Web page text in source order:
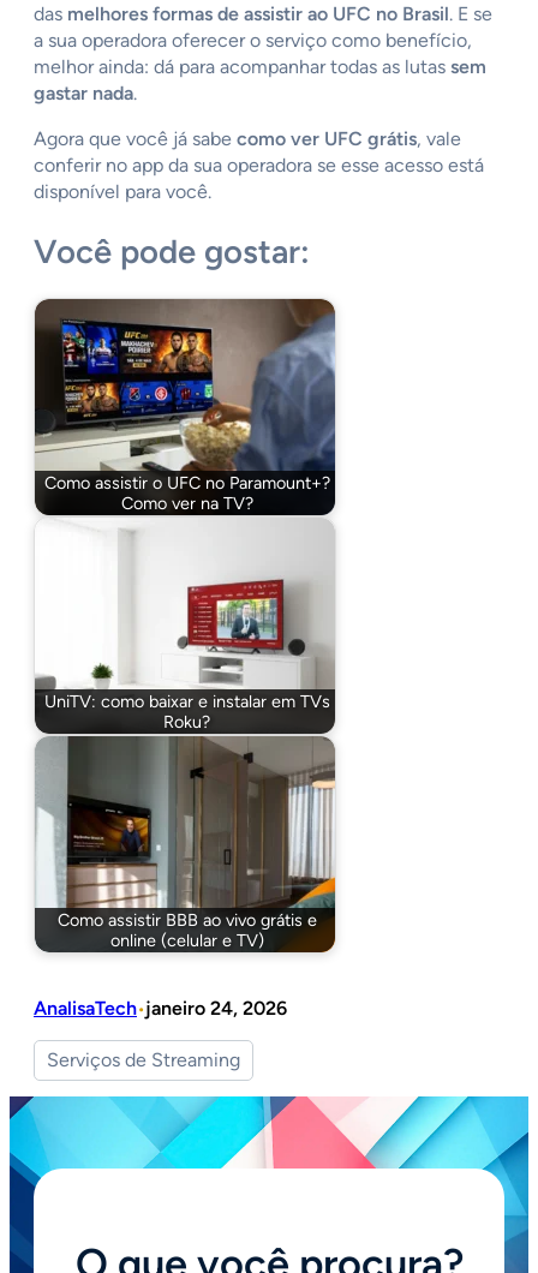
das melhores formas de assistir ao UFC no Brasil. E se
a sua operadora oferecer o serviço como benefício,
melhor ainda: dá para acompanhar todas as lutas sem
gastar nada.
Agora que você já sabe como ver UFC grátis, vale
conferir no app da sua operadora se esse acesso está
disponível para você.
Você pode gostar:
Como assistir o UFC no Paramount+?
Como ver na TV?
UniTV: como baixar e instalar em TVs
Roku?
Como assistir BBB ao vivo grátis e
online (celular e TV)
AnalisaTech•janeiro 24, 2026
Serviços de Streaming